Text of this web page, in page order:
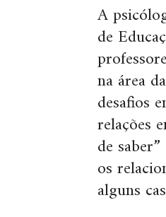
A
de
na área
desafios
relações
de
os
alguns